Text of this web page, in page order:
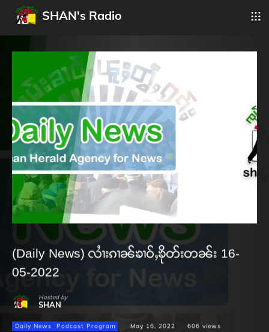
SHAN's Radio
(Daily News) လၢႆးၵၢၼ်ၶၢဝ်ႇၶိုတ်းတၼ်း 16-
05-2022
Hosted by
SHAN
Daily News Podcast Program May 16, 2022 606 views